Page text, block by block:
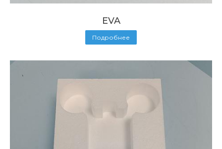
EVA
Подробнее